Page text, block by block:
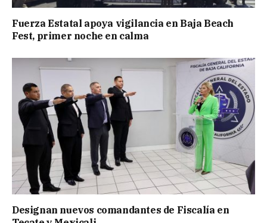
Fuerza Estatal apoya vigilancia en Baja Beach
Fest, primer noche en calma
Designan nuevos comandantes de Fiscalía en